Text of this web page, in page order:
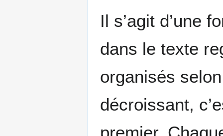
Il s’agit d’une
dans le texte
organisés
décroissant,